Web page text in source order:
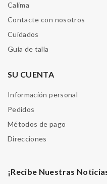
Calima
Contacte con nosotros
Cuidados
Guía de talla
SU CUENTA
Información personal
Pedidos
Métodos de pago
Direcciones
¡Recibe Nuestras